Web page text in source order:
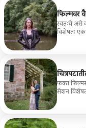
फिल्मवर
स्वतःचे असे
विशेषतः
फक्त
सेशन